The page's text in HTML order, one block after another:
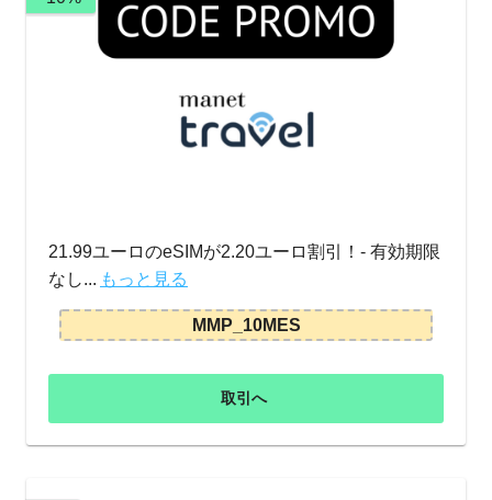
21.99ユーロのeSIMが2.20ユーロ割引！- 有効期限
なし... もっと見る
MMP_10MES
取引へ